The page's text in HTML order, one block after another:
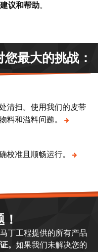
议和帮助。
最大的挑战：
清扫。使用我们的皮带
料和溢料问题。
校准且顺畅运行。
丁工程提供的所有产品
。 如果我们未解决您的